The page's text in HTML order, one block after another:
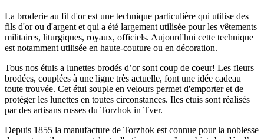
La broderie au fil d'or est une technique particulière qui utilise des
fils d'or ou d'argent et qui a été largement utilisée pour les vêtements
militaires, liturgiques, royaux, officiels. Aujourd'hui cette technique
est notamment utilisée en haute-couture ou en décoration.
Tous nos étuis a lunettes brodés d’or sont coup de coeur! Les fleurs
brodées, couplées à une ligne très actuelle, font une idée cadeau
toute trouvée. Cet étui souple en velours permet d'emporter et de
protéger les lunettes en toutes circonstances. Iles etuis sont réalisés
par des artisans russes du Torzhok in Tver.
Depuis 1855 la manufacture de Torzhok est connue pour la noblesse